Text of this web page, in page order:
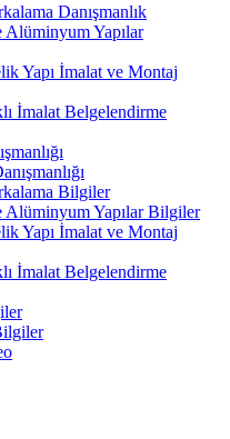
Danışmanlık
Yapılar
Yapı İmalat ve Montaj
İmalat Belgelendirme
Bilgiler
Yapılar Bilgiler
Yapı İmalat ve Montaj
İmalat Belgelendirme